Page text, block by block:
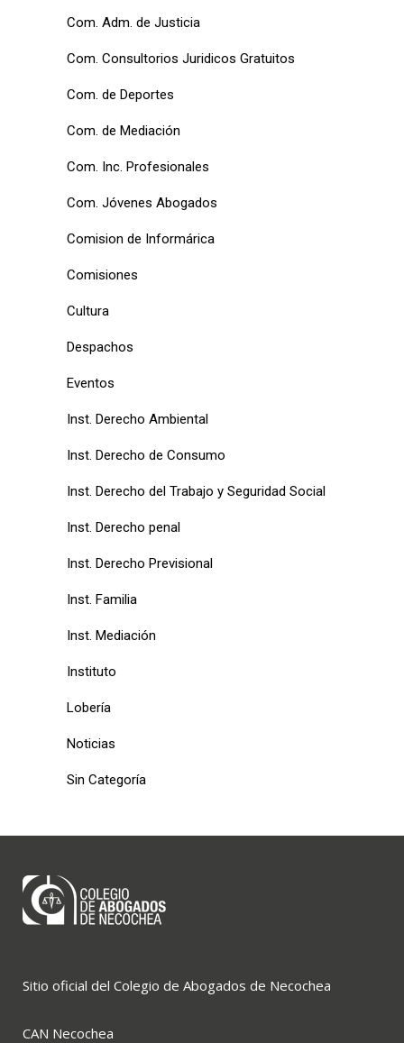
Com. Adm. de Justicia
Com. Consultorios Juridicos Gratuitos
Com. de Deportes
Com. de Mediación
Com. Inc. Profesionales
Com. Jóvenes Abogados
Comision de Informárica
Comisiones
Cultura
Despachos
Eventos
Inst. Derecho Ambiental
Inst. Derecho de Consumo
Inst. Derecho del Trabajo y Seguridad Social
Inst. Derecho penal
Inst. Derecho Previsional
Inst. Familia
Inst. Mediación
Instituto
Lobería
Noticias
Sin Categoría
Sitio oficial del Colegio de Abogados de Necochea
CAN Necochea